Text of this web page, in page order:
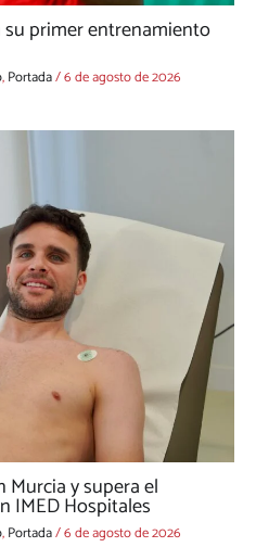
primer entrenamiento
,Portada/6 de agosto de 2026
Murcia y supera el
IMED Hospitales
,Portada/6 de agosto de 2026